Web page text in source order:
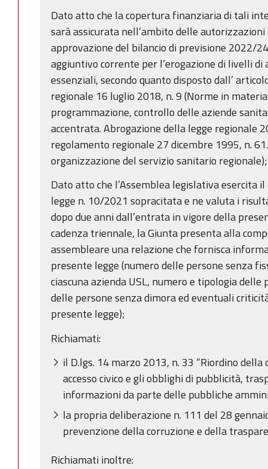
Dato atto che la copertura finanziaria di tali
sarà assicurata nell’ambito delle
approvazione del bilancio di previsione 2022/
aggiuntivo corrente per l’erogazione di livelli
essenziali, secondo quanto disposto dall’
regionale 16 luglio 2018, n. 9 (Norme in
programmazione, controllo delle aziende
accentrata. Abrogazione della legge regionale
regolamento regionale 27 dicembre 1995, n.
organizzazione del servizio sanitario regionale);
Dato atto che l’Assemblea legislativa esercita
legge n. 10/2021 sopracitata e ne valuta i
dopo due anni dall’entrata in vigore della
cadenza triennale, la Giunta presenta alla
assembleare una relazione che fornisca
presente legge (numero delle persone senza
ciascuna azienda USL, numero e tipologia
delle persone senza dimora ed eventuali
presente legge);
Richiamati:
il D.lgs. 14 marzo 2013, n. 33 “Riordino
accesso civico e gli obblighi di pubblicità,
informazioni da parte delle pubbliche
la propria deliberazione n. 111 del 28
prevenzione della corruzione e della
Richiamati inoltre: